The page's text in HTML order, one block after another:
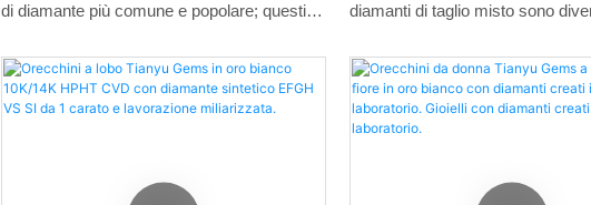
di diamante più comune e popolare; questi
sono classici nello stile e affascinanti nel
carattere, con un design semplice che esalta
diamanti di taglio misto sono
moda che in quello della
design, caratterizzato da un mix
creati in laboratorio di vari tagli
allinea perfettamente con il